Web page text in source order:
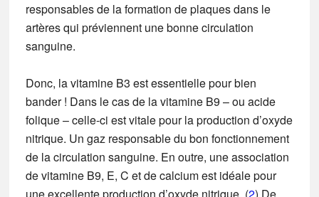
responsables de la formation de plaques dans le
artères qui préviennent une bonne circulation
sanguine.
Donc, la vitamine B3 est essentielle pour bien
bander ! Dans le cas de la vitamine B9 – ou acide
folique – celle-ci est vitale pour la production d’oxyde
nitrique. Un gaz responsable du bon fonctionnement
de la circulation sanguine. En outre, une association
de vitamine B9, E, C et de calcium est idéale pour